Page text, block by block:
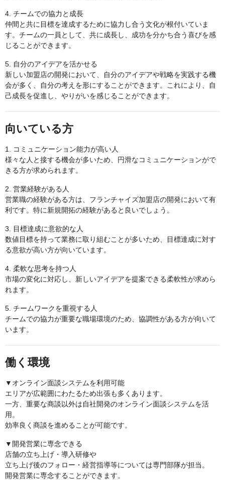
4. チームでの協力と成長
仲間と共に目標を達成するために協力し合う文化が根付いていま
す。チームの一員として、共に成長し、成功を分かち合う喜びを感
じることができます。
5. 自分のアイデアを活かせる
新しい加盟店の開発において、自分のアイデアや戦略を実践する機
会が多く、自分の考えを形にすることができます。これにより、自
己成長を促進し、やりがいを感じることができます。
向いている方
1. コミュニケーション能力が高い人
様々な人と接する機会が多いため、円滑なコミュニケーションがで
きる方が求められます。
2. 営業経験がある人
営業職の経験がある方は、フランチャイズ加盟店の開発において有
利です。特に新規開拓の経験があると良いでしょう。
3. 目標達成に意欲的な人
数値目標を持って業務に取り組むことが多いため、目標達成に対す
る意欲が高い方が向いています。
4. 柔軟な思考を持つ人
市場の変化に対応し、新しいアイデアを提案できる柔軟性が求めら
れます。
5. チームワークを重視する人
チームでの協力が重要な職場環境のため、協調性がある方が向いて
います。
働く環境
▼オンライン面談システムを利用可能
エリアが広範囲にわたるため出張も多くあります。
一方、重要な商談以外は自社開発のオンライン面談システムを活
用。
効率良く商談を進めることが可能です。
▼開発営業に専念できる
店舗の立ち上げ・導入研修や
立ち上げ後のフォロー・経営指導等については専門部隊が担当。
開発営業に専念することができます。